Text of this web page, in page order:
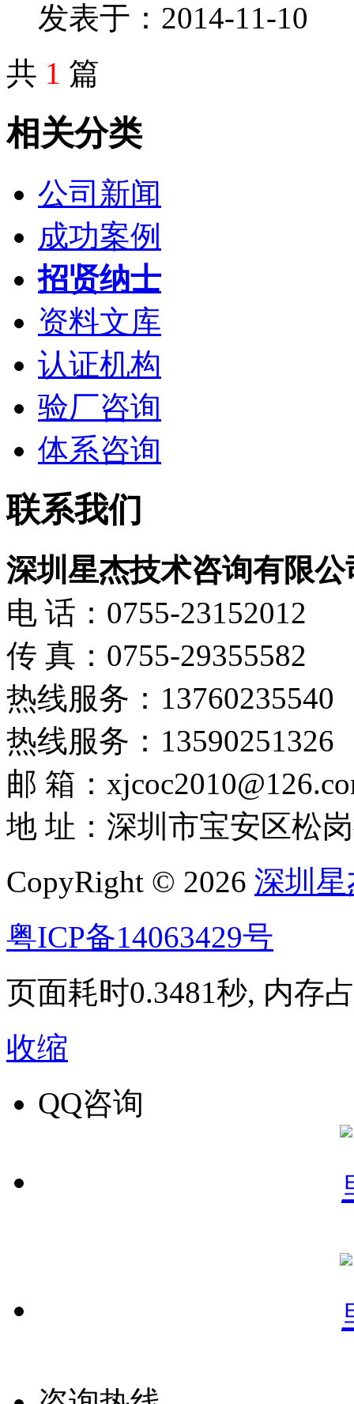
发表于：2014-11-10
共 1 篇
相关分类
公司新闻
成功案例
招贤纳士
资料文库
认证机构
验厂咨询
体系咨询
联系我们
深圳星杰技术咨询有限公
电 话：0755-23152012
传 真：0755-29355582
热线服务：13760235540
热线服务：13590251326
邮 箱：
地 址：深圳市宝安区松
CopyRight © 2026 深圳
粤ICP备14063429号
页面耗时0.3481秒, 内存
收缩
QQ咨询